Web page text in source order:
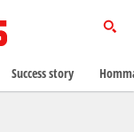
Success story